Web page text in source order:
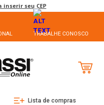
seu CEP
TRABALHE CONOSCO
Lista de compras